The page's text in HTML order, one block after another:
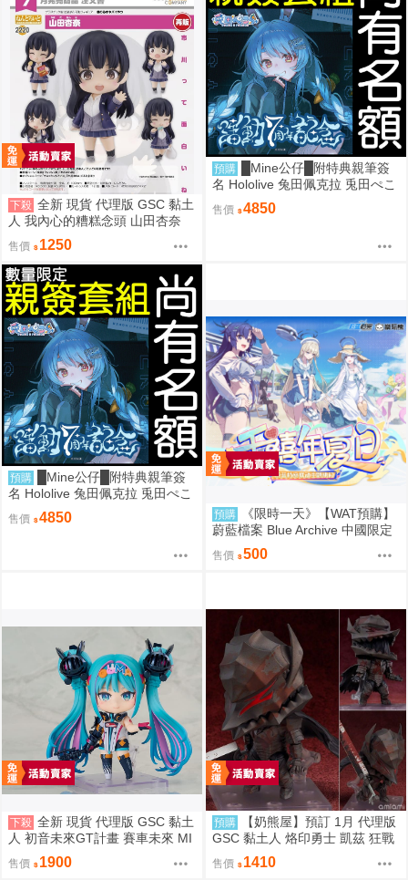
下殺 全新 現貨 代理版 GSC 黏土
人 我內心的糟糕念頭 山田杏奈
售價 1250
預購
█Mine公仔█附特典親筆簽
名 Hololive 兔田佩克拉 兎田ぺこ
ら 活動7周年記念 七週年紀念套
組直筆親簽外套T恤
售價 4850
預購
█Mine公仔█附特典親筆簽
名 Hololive 兔田佩克拉 兎田ぺこ
ら 活動7周年記念 七週年紀念套
組直筆親簽外套T恤
售價 4850 預購
《限時一天》【WAT預購】
蔚藍檔案 Blue Archive 中國限定
官方正版 千年夏日主題快閃店 優
香 乃愛 小雪 莉央 季 研討會 壓克
售價 500
下殺 全新 現貨 代理版 GSC 黏土
人 初音未來GT計畫 賽車未來 MI
KU 2026Ver 賽車
售價 1900
預購
【奶熊屋】預訂 1月 代理版
GSC 黏土人 烙印勇士 凱茲 狂戰
士鎧甲Ver BLOOD EDITION 090
5
售價 1410